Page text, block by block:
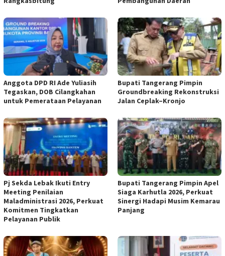
Anggota DPD RI Ade Yuliasih
Tegaskan, DOB Cilangkahan
untuk Pemerataan Pelayanan
Bupati Tangerang Pimpin
Groundbreaking Rekonstruksi
Jalan Ceplak–Kronjo
Pj Sekda Lebak Ikuti Entry
Meeting Penilaian
Maladministrasi 2026, Perkuat
Komitmen Tingkatkan
Pelayanan Publik
Bupati Tangerang Pimpin Apel
Siaga Karhutla 2026, Perkuat
Sinergi Hadapi Musim Kemarau
Panjang